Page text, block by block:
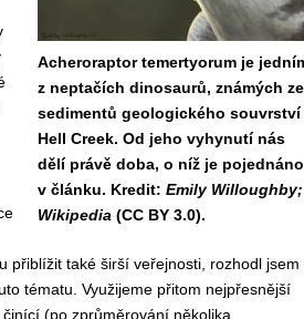
Acheroraptor temertyorum je
z neptačích dinosaurů, známých ze
sedimentů geologického souvrství
Hell Creek. Od jeho vyhynutí nás
dělí právě doba, o níž je pojednáno
v článku. Kredit: Emily Willoughby;
Wikipedia (CC BY 3.0).
přiblížit také širší veřejnosti, rozhodl jsem
tématu. Využijeme přitom nejpřesnější
(po zprůměrování několika